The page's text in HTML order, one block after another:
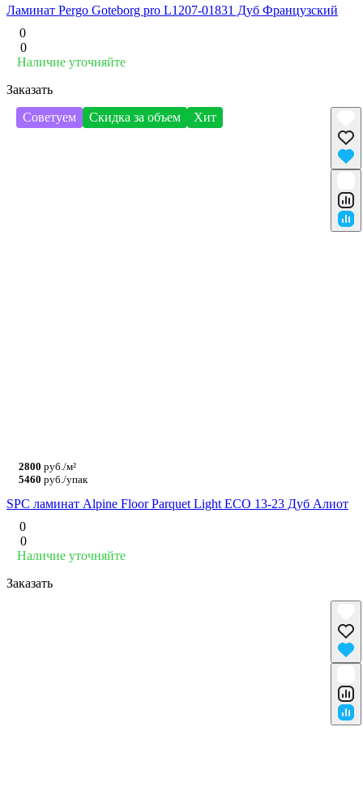
Ламинат Pergo Goteborg pro L1207-01831 Дуб Французский
0
0
Наличие уточняйте
Заказать
Советуем
Скидка за объем Хит
2800 руб./м²
5460 руб./упак
SPC ламинат Alpine Floor Parquet Light ЕСО 13-23 Дуб Алиот
0
0
Наличие уточняйте
Заказать